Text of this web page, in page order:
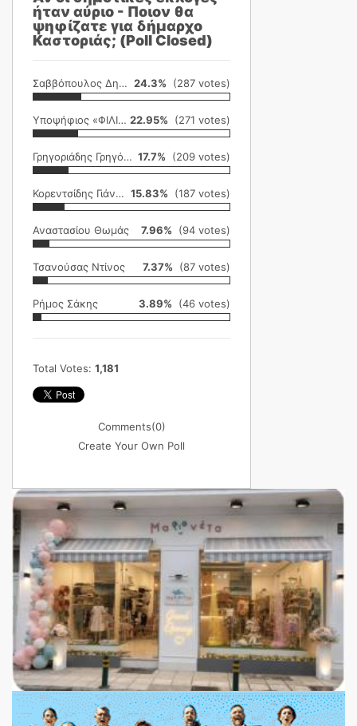
ήταν αύριο - Ποιον θα
ψηφίζατε για δήμαρχο
Καστοριάς; (Poll Closed)
Σαββόπουλος Δημήτρης 24.3% (287 votes)
Υποψήφιος «ΦΙΛΙΚΗ ΕΤΑΙΡΕΙΑ» 22.95% (271 votes)
Γρηγοριάδης Γρηγόρης 17.7% (209 votes)
Κορεντσίδης Γιάννης 15.83% (187 votes)
Αναστασίου Θωμάς 7.96% (94 votes)
Τσανούσας Ντίνος 7.37% (87 votes)
Ρήμος Σάκης 3.89% (46 votes)
Total Votes: 1,181
Comments(0)
Create Your Own Poll